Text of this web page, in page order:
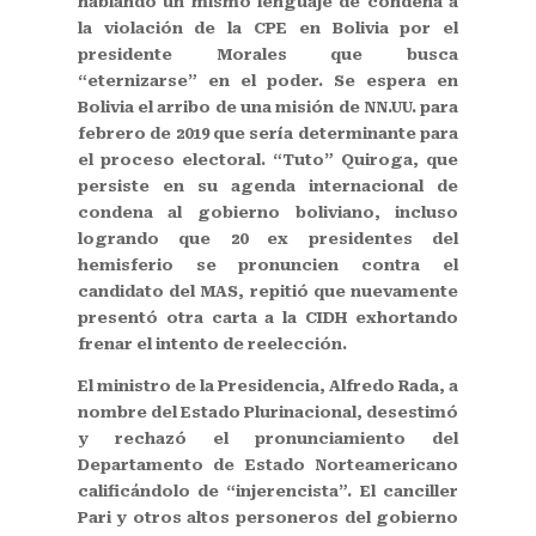
la violación de la CPE en Bolivia por el
presidente Morales que busca
“eternizarse” en el poder. Se espera en
Bolivia el arribo de una misión de NN.UU. para
febrero de 2019 que sería determinante para
el proceso electoral. “Tuto” Quiroga, que
persiste en su agenda internacional de
condena al gobierno boliviano, incluso
logrando que 20 ex presidentes del
hemisferio se pronuncien contra el
candidato del MAS, repitió que nuevamente
presentó otra carta a la CIDH exhortando
frenar el intento de reelección.
El ministro de la Presidencia, Alfredo Rada, a
nombre del Estado Plurinacional, desestimó
y rechazó el pronunciamiento del
Departamento de Estado Norteamericano
calificándolo de “injerencista”. El canciller
Pari y otros altos personeros del gobierno